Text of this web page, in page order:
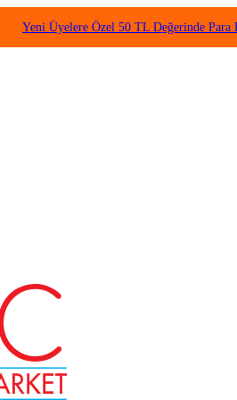
Üyelere Özel 50 TL Değerinde Para Puan!